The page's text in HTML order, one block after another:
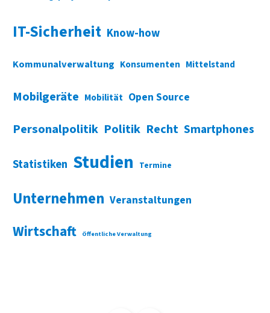
IT-Sicherheit Know-how
Kommunalverwaltung Konsumenten Mittelstand
Mobilgeräte Mobilität Open Source
Personalpolitik Politik Recht Smartphones
Statistiken Studien Termine
Unternehmen Veranstaltungen
Wirtschaft Öffentliche Verwaltung